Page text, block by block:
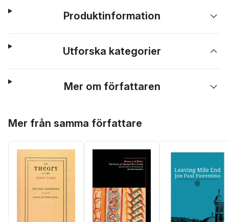
Produktinformation
Utforska kategorier
Mer om författaren
Mer från samma författare